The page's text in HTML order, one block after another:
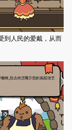
到人民的爱戴，从而